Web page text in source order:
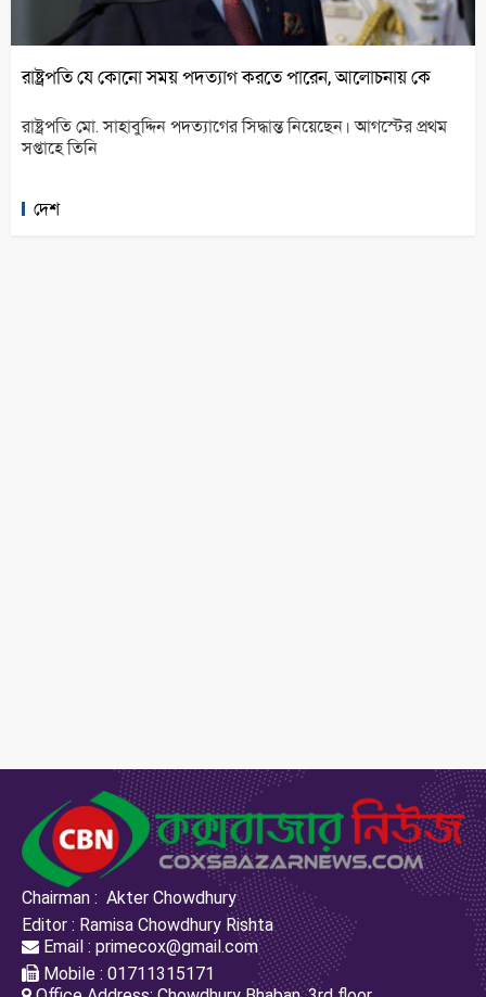
রাষ্ট্রপতি যে কোনো সময় পদত্যাগ করতে পারেন, আলোচনায় কে
রাষ্ট্রপতি মো. সাহাবুদ্দিন পদত্যাগের সিদ্ধান্ত নিয়েছেন। আগস্টের প্রথম
সপ্তাহে তিনি
দেশ
Chairman : Akter Chowdhury
Editor : Ramisa Chowdhury Rishta
Email : primecox@gmail.com
Mobile : 01711315171